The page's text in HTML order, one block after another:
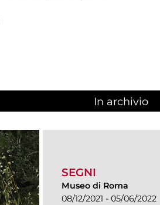
In archivio
SEGNI
Museo di Roma
08/12/2021 - 05/06/2022